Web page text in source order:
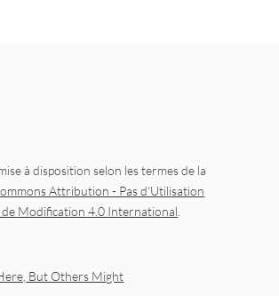
à disposition selon les termes de la
Attribution - Pas d'Utilisation
de Modification 4.0 International
But Others Might